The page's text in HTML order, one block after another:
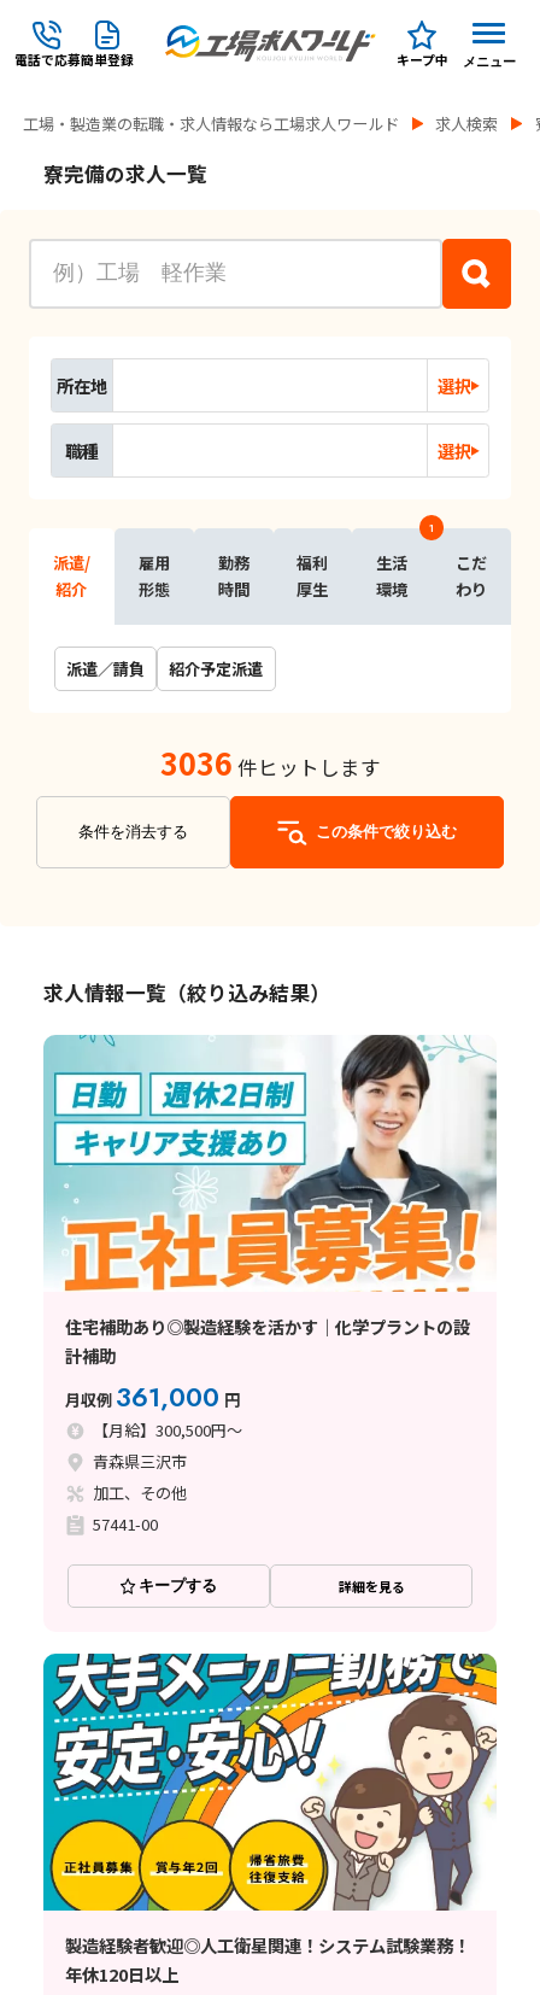
電話で応募簡単登録 キープ中 メニュー
工場・製造業の転職・求人情報なら工場求人ワールド 求人検索
寮完備の求人一覧
所在地 選択
職種 選択
派遣/
紹介
雇用
形態
勤務
時間
福利
厚生
生活
環境
1
こだ
わり
派遣／請負 紹介予定派遣
3036 件ヒットします
条件を消去する この条件で絞り込む
求人情報一覧（絞り込み結果）
住宅補助あり◎製造経験を活かす｜化学プラントの設
計補助
月収例 361,000 円
【月給】300,500円～
青森県三沢市
加工、その他
57441-00
キープする 詳細を見る
製造経験者歓迎◎人工衛星関連！システム試験業務！
年休120日以上